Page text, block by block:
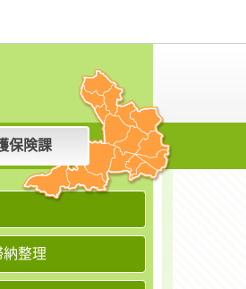
保険課
整理